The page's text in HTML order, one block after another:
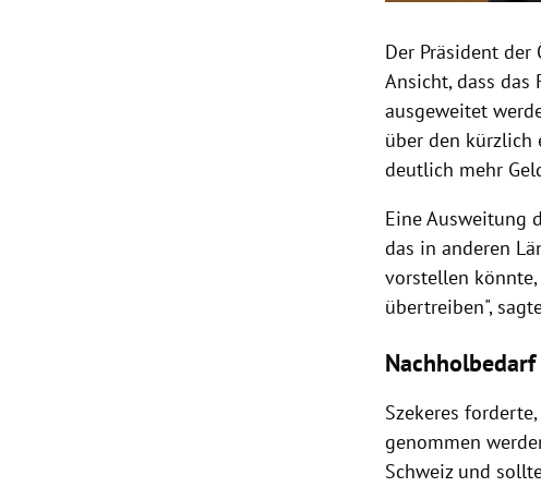
Der Präsident
Ansicht, dass das
ausgeweitet
über den kürzlich
deutlich mehr
EineAusweitung
das in anderen
vorstellen
übertreiben",
Nachholbedarf
Szekeres
genommen
Schweizund